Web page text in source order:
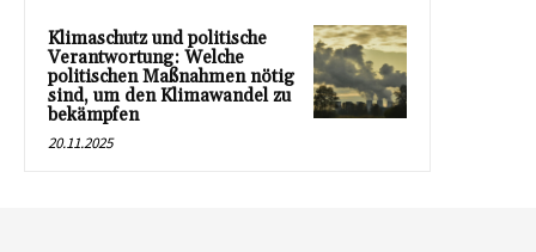
Klimaschutz und politische
Verantwortung: Welche
politischen Maßnahmen nötig
sind, um den Klimawandel zu
bekämpfen
20.11.2025